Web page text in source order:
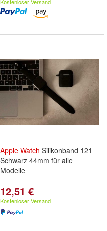
Kostenloser Versand
Apple Watch Silikonband 121
Schwarz 44mm für alle
Modelle
12,51 €
Kostenloser Versand